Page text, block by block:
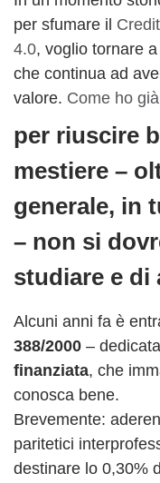
per sfumare il
4.0, voglio tornare
che continua ad
valore. Come ho
per riuscire
mestiere –
generale, in
– non si
studiare e di
Alcuni anni fa è
388/2000 –
finanziata, che
conosca bene.
Brevemente:
paritetici
destinare lo 0,30%